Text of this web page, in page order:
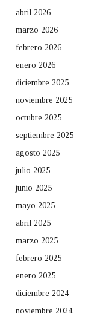
abril 2026
marzo 2026
febrero 2026
enero 2026
diciembre 2025
noviembre 2025
octubre 2025
septiembre 2025
agosto 2025
julio 2025
junio 2025
mayo 2025
abril 2025
marzo 2025
febrero 2025
enero 2025
diciembre 2024
noviembre 2024